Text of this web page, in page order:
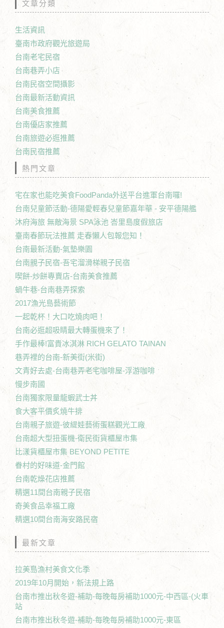
文章分類
生活資訊
臺南市政府觀光旅遊局
台南老宅民宿
台南巷弄小店
台南民宿空間攝影
台南最新活動資訊
台南美食推薦
台南優店家推薦
台南旅遊必逛推薦
台南民宿推薦
熱門文章
宅在家也能吃美食FoodPanda外送平台進軍台南囉!
台南兒童節活動-德陽愛輕春兒童節嘉年華 - 安平德陽艦
沐府海旅 無敵海景 SPA泳池 峇里島度假旅店
臺南春節玩法推薦 走春懶人包報您知！
台南最新活動-氣墊樂園
台南親子民宿-吾宅溜滑梯親子民宿
喫餅-炒餅專賣店-台南美食推薦
蝸牛巷-台南巷弄探索
2017漁光島藝術節
一起乾杯！大口吃燒肉吧！
台南必逛超吸睛最大轉蛋機來了！
手作最棒!富貴冰淇淋 RICH GELATO TAINAN
巷弄裡的台南-新美街(米街)
文青好去處-台南巷弄老宅咖啡屋-浮游咖啡
慢步南國
台南獨家限量龍蝦武士丼
食大客平價炙燒牛排
台南親子旅遊-彼緹娃藝術蛋糕觀光工廠
台南超大型扭蛋機-衛民街貨櫃屋市集
比漾貨櫃屋市集 BEYOND PETITE
眷村的好味道-金門館
台南乾燥花店推薦
精選11間台南親子民宿
奇美食品幸福工廠
精選10間台南海安路民宿
最新文章
拉美島漁村美食文化季
2019年10月開始，新法規上路
台南市推出秋冬遊-補助-每晚每房補助1000元-中西區-(火車
站
台南市推出秋冬遊-補助-每晚每房補助1000元-東區